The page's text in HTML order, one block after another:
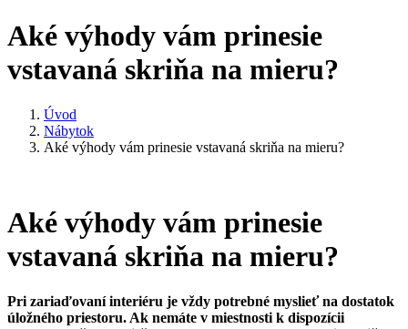
Aké výhody vám prinesie
vstavaná skriňa na mieru?
Úvod
Nábytok
Aké výhody vám prinesie vstavaná skriňa na mieru?
Aké výhody vám prinesie
vstavaná skriňa na mieru?
Pri zariaďovaní interiéru je vždy potrebné myslieť na dostatok
úložného priestoru. Ak nemáte v miestnosti k dispozícii